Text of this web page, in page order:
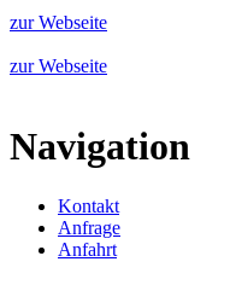
zur Webseite
zur Webseite
Navigation
Kontakt
Anfrage
Anfahrt